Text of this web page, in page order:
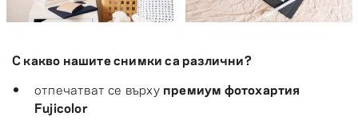
С какво нашите снимки са различни?
отпечатват се върху премиум фотохартия
Fujicolor